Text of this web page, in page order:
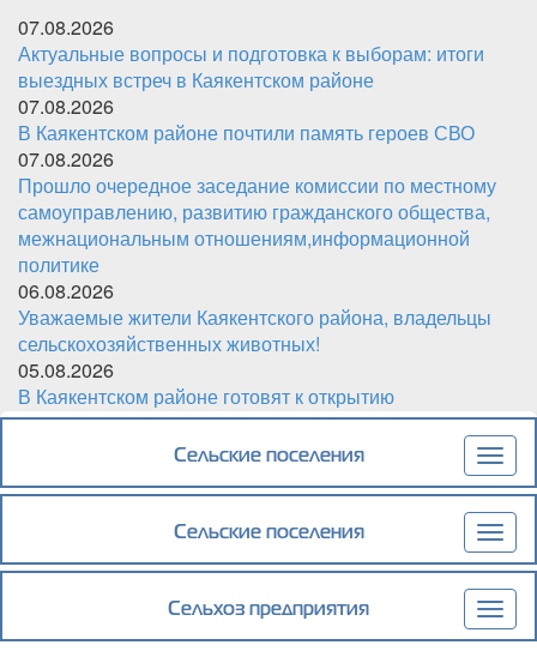
07.08.2026
Актуальные вопросы и подготовка к выборам: итоги
выездных встреч в Каякентском районе
07.08.2026
В Каякентском районе почтили память героев СВО
07.08.2026
Прошло очередное заседание комиссии по местному
самоуправлению, развитию гражданского общества,
межнациональным отношениям,информационной
политике
06.08.2026
Уважаемые жители Каякентского района, владельцы
сельскохозяйственных животных!
05.08.2026
В Каякентском районе готовят к открытию
обновленный детский сад «Чебурашка»
Сельские поселения
Сельские поселения
Сельхоз предприятия